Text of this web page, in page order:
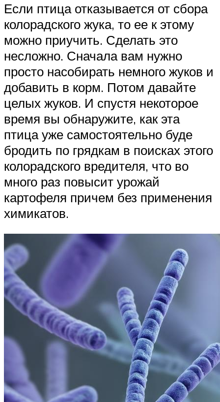
Если птица отказывается от сбора
колорадского жука, то ее к этому
можно приучить. Сделать это
несложно. Сначала вам нужно
просто насобирать немного жуков и
добавить в корм. Потом давайте
целых жуков. И спустя некоторое
время вы обнаружите, как эта
птица уже самостоятельно буде
бродить по грядкам в поисках этого
колорадского вредителя, что во
много раз повысит урожай
картофеля причем без применения
химикатов.